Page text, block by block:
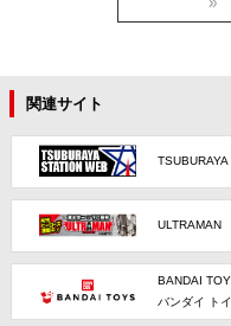
関連サイト
ULTRAMAN
BANDAI
バンダイ ト